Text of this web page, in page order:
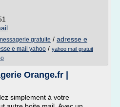
gratuite / adresse e
e mail yahoo / yahoo mail gratuit
Orange.fr |
simplement à votre